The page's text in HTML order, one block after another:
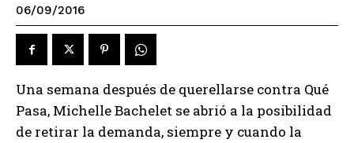
06/09/2016
Una semana después de querellarse contra Qué
Pasa, Michelle Bachelet se abrió a la posibilidad
de retirar la demanda, siempre y cuando la